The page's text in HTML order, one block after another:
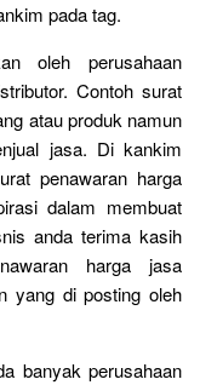
pada tag.
oleh perusahaan
Contoh surat
atau produk namun
jasa. Di kankim
penawaran harga
dalam membuat
anda terima kasih
harga jasa
yang di posting oleh
banyak perusahaan